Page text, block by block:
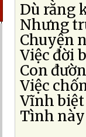
Dù rằng
Nhưng
Chuyện
Việc đời
Con
Việc
Vĩnh biệt
Tình